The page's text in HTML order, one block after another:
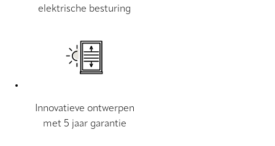
elektrische besturing
Innovatieve ontwerpen
met 5 jaar garantie